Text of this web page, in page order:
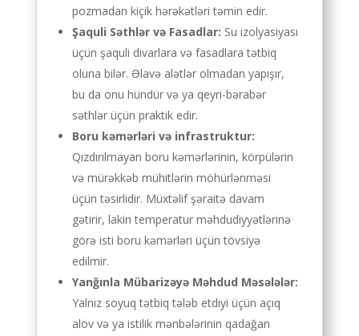
pozmadan kiçik hərəkətləri təmin edir.
Şaquli Səthlər və Fasadlar: Su izolyasiyası
üçün şaquli divarlara və fasadlara tətbiq
oluna bilər. Əlavə alətlər olmadan yapışır,
bu da onu hündür və ya qeyri-bərabər
səthlər üçün praktik edir.
Boru kəmərləri və infrastruktur:
Qızdırılmayan boru kəmərlərinin, körpülərin
və mürəkkəb mühitlərin möhürlənməsi
üçün təsirlidir. Müxtəlif şəraitə davam
gətirir, lakin temperatur məhdudiyyətlərinə
görə isti boru kəmərləri üçün tövsiyə
edilmir.
Yanğınla Mübarizəyə Məhdud Məsələlər:
Yalnız soyuq tətbiq tələb etdiyi üçün açıq
alov və ya istilik mənbələrinin qadağan